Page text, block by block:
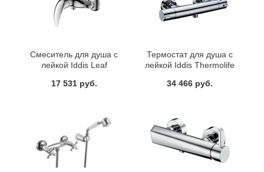
Смеситель для душа с
лейкой Iddis Leaf
17 531 руб.
Термостат для душа с
лейкой Iddis Thermolife
34 466 руб.